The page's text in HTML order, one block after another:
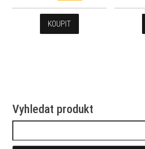
KOUPIT
Vyhledat produkt